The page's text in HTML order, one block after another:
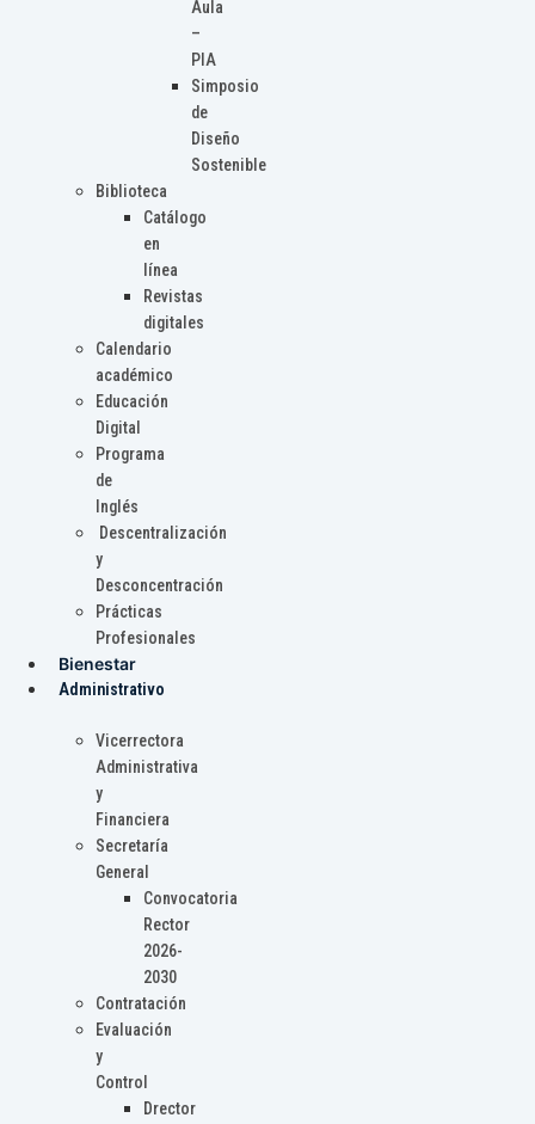
Aula
–
PIA
Simposio
de
Diseño
Sostenible
Biblioteca
Catálogo
en
línea
Revistas
digitales
Calendario
académico
Educación
Digital
Programa
de
Inglés
Descentralización
y
Desconcentración
Prácticas
Profesionales
Bienestar
Administrativo
Vicerrectora
Administrativa
y
Financiera
Secretaría
General
Convocatoria
Rector
2026-
2030
Contratación
Evaluación
y
Control
Drector